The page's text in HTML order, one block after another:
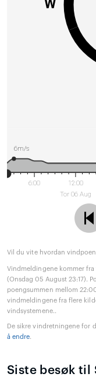
W
6:00
12:00
Tor 06 Aug
6m/s
Vil du vite hvordan
Vindmeldingene kommer fra
(Onsdag 05 August 23:17).
poengsummen mellom
vindmeldingene fra flere
vindsystemene..
De sikre vindretningene for
å endre.
Siste besøk til